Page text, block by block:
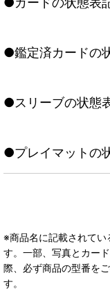
●鑑定済カードの
●スリーブの状態
●プレイマットの
※商品名に記載されてい
す。一部、写真とカー
際、必ず商品の型番を
す。